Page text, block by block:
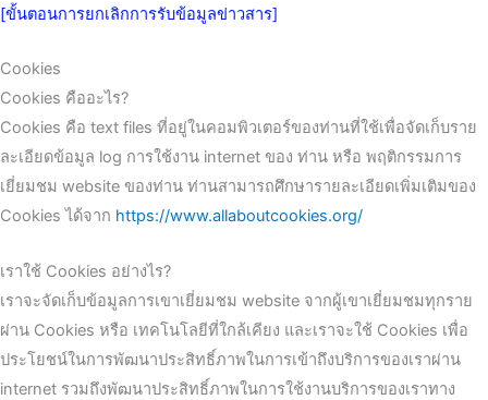
[ขั้นตอนการยกเลิกการรับข้อมูลข่าวสาร]
Cookies
Cookies คืออะไร?
Cookies คือ text files ที่อยู่ในคอมพิวเตอร์ของท่านที่ใช้เพื่อจัดเก็บราย
ละเอียดข้อมูล log การใช้งาน internet ของ ท่าน หรือ พฤติกรรมการ
เยี่ยมชม website ของท่าน ท่านสามารถศึกษารายละเอียดเพิ่มเติมของ
Cookies ได้จาก https://www.allaboutcookies.org/
เราใช้ Cookies อย่างไร?
เราจะจัดเก็บข้อมูลการเขาเยี่ยมชม website จากผู้เขาเยี่ยมชมทุกราย
ผ่าน Cookies หรือ เทคโนโลยีที่ใกล้เคียง และเราจะใช้ Cookies เพื่อ
ประโยชน์ในการพัฒนาประสิทธิ์ภาพในการเข้าถึงบริการของเราผ่าน
internet รวมถึงพัฒนาประสิทธิ์ภาพในการใช้งานบริการของเราทาง